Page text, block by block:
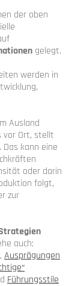
der oben
gelegt.
werden in
Ausland
vor Ort, stellt
. Das kann eine
oder darin
folgt,
zur
auch:
Ausprägungen
Führungsstile